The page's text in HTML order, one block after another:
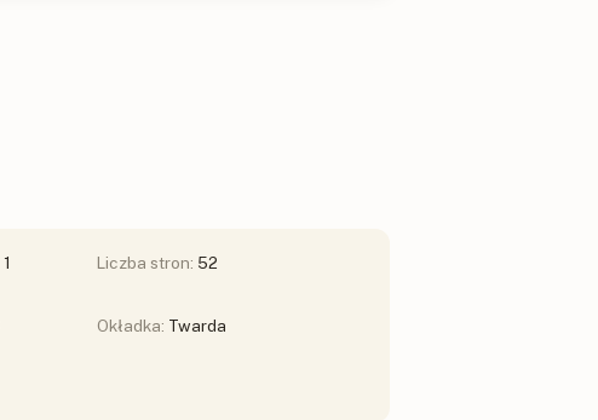
1
Liczba stron: 52
Okładka: Twarda